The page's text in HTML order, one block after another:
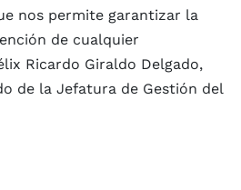
nos permite garantizar la
de cualquier
Ricardo Giraldo Delgado,
de la Jefatura de Gestión del